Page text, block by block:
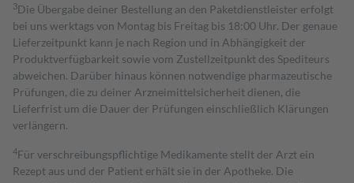
3Die Übergabe deiner Bestellung an den Paketdienstleister erfolgt
bei uns werktags von Montag bis Freitag bis 18:00 Uhr. Der genaue
Lieferzeitpunkt kann je nach Region und in Abhängigkeit der
Produktverfügbarkeit sowie vom Zustellzeitpunkt des Spediteurs
abweichen. Darüber hinaus können notwendige pharmazeutische
Prüfungen, die zu deiner Arzneimittelsicherheit dienen, die
Lieferfrist um die Dauer der Prüfungen einschließlich Klärungen
verlängern.
4Für verschreibungspflichtige Medikamente stellt der Arzt ein
Rezept aus und der Patient erhält sie in der Apotheke. Die